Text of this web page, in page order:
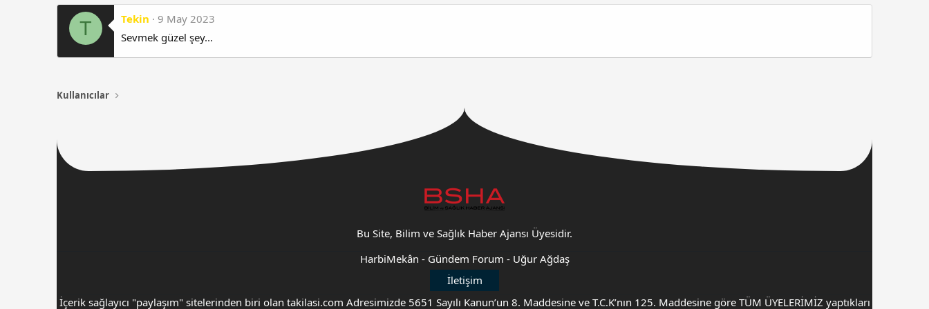
T Tekin
9 May 2023
Sevmek güzel şey...
Kullanıcılar
Bu Site, Bilim ve Sağlık Haber Ajansı Üyesidir.
HarbiMekân - Gündem Forum - Uğur Ağdaş
İletişim
İçerik sağlayıcı "paylaşım" sitelerinden biri olan takilasi.com Adresimizde 5651 Sayılı Kanun’un 8. Maddesine ve T.C.K’nın 125. Maddesine göre TÜM ÜYELERİMİZ yaptıkları